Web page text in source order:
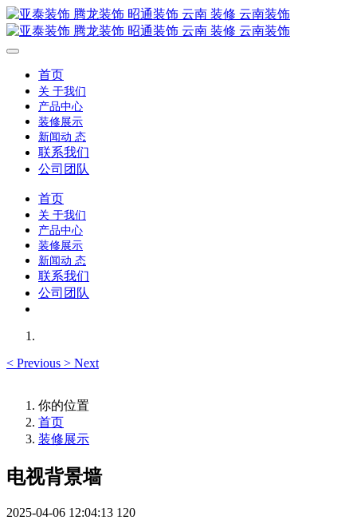
首页
关 于我们
产品中心
装修展示
新闻动 态
联系我们
公司团队
首页
关 于我们
产品中心
装修展示
新闻动 态
联系我们
公司团队
< Previous > Next
你的位置
首页
装修展示
电视背景墙
2025-04-06 12:04:13 120